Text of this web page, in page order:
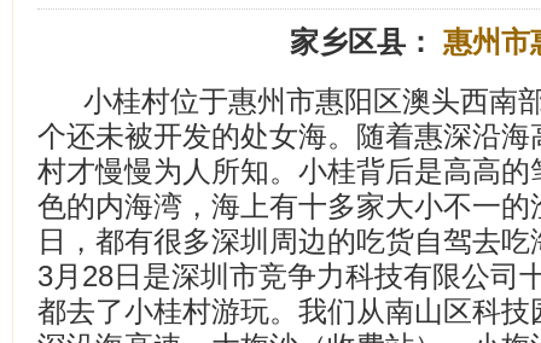
家乡区县： 惠州市
小桂村位于惠州市惠阳区澳头西南
个还未被开发的处女海。随着惠深沿
村才慢慢为人所知。小桂背后是高高
色的内海湾，海上有十多家大小不一
日，都有很多深圳周边的吃货自驾去吃
3月28日是深圳市竞争力科技有限公司
都去了小桂村游玩。我们从南山区科